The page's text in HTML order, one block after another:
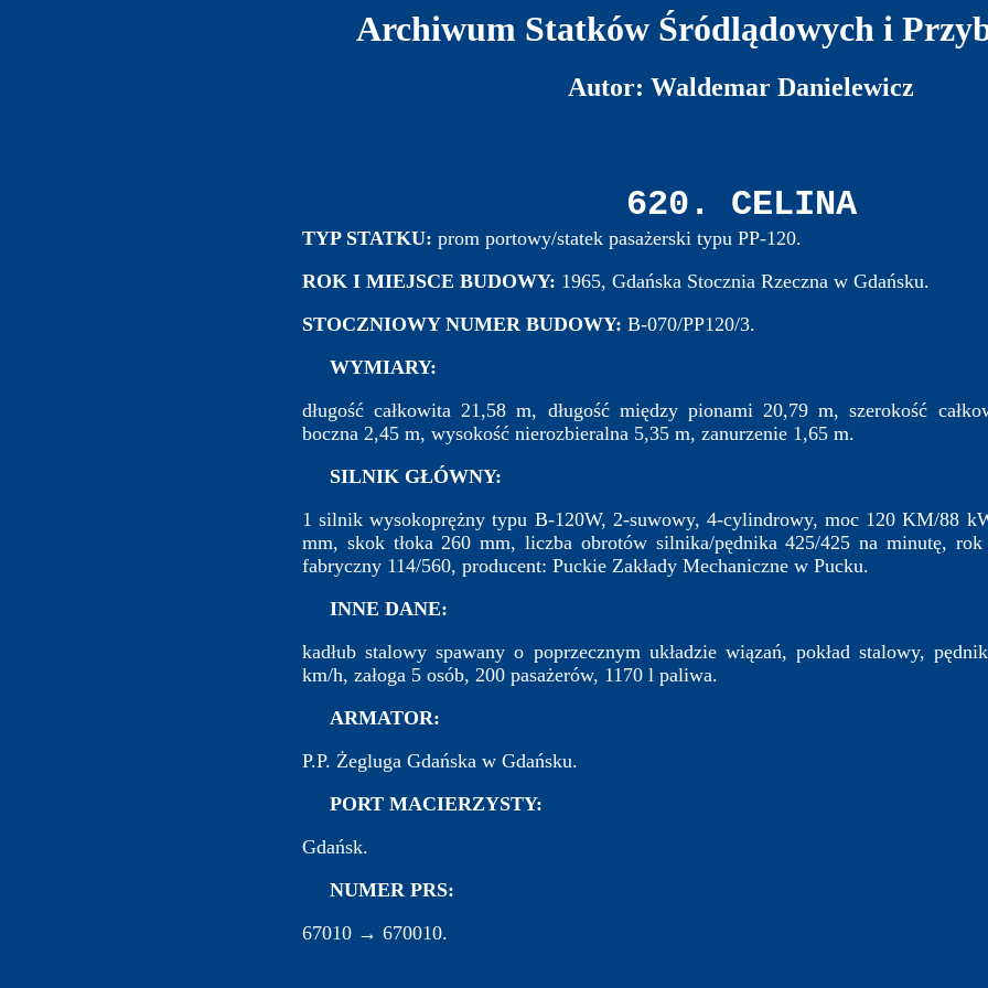
Archiwum Statków Śródlądowych i
Autor: Waldemar Danielewicz
620. CELINA
TYP STATKU: prom portowy/statek pasażerski typu PP-120.
ROK I MIEJSCE BUDOWY: 1965, Gdańska Stocznia Rzeczna w Gdańsku.
STOCZNIOWY NUMER BUDOWY: B-070/PP120/3.
WYMIARY:
długość całkowita 21,58 m, długość między pionami 20,79 m, szerokość
boczna 2,45 m, wysokość nierozbieralna 5,35 m, zanurzenie 1,65 m.
SILNIK GŁÓWNY:
1 silnik wysokoprężny typu B-120W, 2-suwowy, 4-cylindrowy, moc 120 KM/88
mm, skok tłoka 260 mm, liczba obrotów silnika/pędnika 425/425 na minutę,
fabryczny 114/560, producent: Puckie Zakłady Mechaniczne w Pucku.
INNE DANE:
kadłub stalowy spawany o poprzecznym układzie wiązań, pokład stalowy,
km/h, załoga 5 osób, 200 pasażerów, 1170 l paliwa.
ARMATOR:
P.P. Żegluga Gdańska w Gdańsku.
PORT MACIERZYSTY:
Gdańsk.
NUMER PRS:
67010 → 670010.